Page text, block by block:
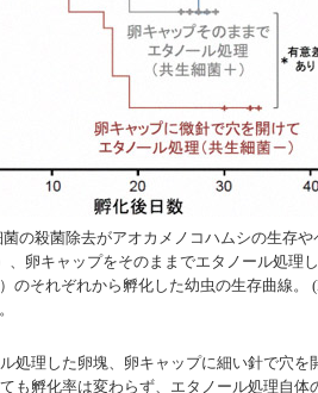
の殺菌除去がアオカメノコハムシの生存
、卵キャップをそのままでエタノール処理
のそれぞれから孵化した幼虫の生存曲線
理した卵塊、卵キャップに細い針で穴
も孵化率は変わらず、エタノール処理自